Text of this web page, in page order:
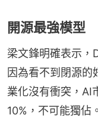
開源最強模型
梁文鋒明確表示，
因為看不到閉源的
業化沒有衝突，AI
10%，不可能獨佔